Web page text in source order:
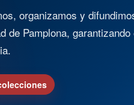
organizamos y
de Pamplona,